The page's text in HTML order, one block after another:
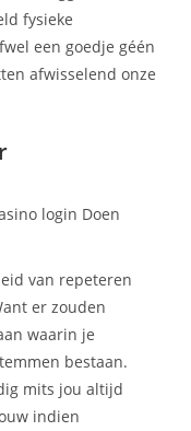
fysieke
een goedje géén
afwisselend onze
van repeteren
er zouden
waarin je
bestaan.
mits jou altijd
indien